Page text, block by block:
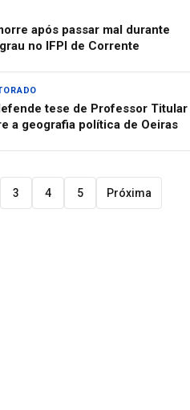
após passar mal durante
no IFPI de Corrente
tese de Professor Titular
a geografia política de Oeiras
3 4 5 Próxima